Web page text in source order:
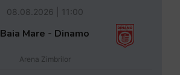
08.08.2026 | 11:00
Baia Mare - Dinamo
Arena Zimbrilor